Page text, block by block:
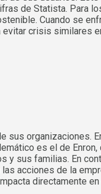
de Statista. Para
Cuando se
crisis similares
organizaciones.
es el de
sus familias. En
acciones de la
directamente